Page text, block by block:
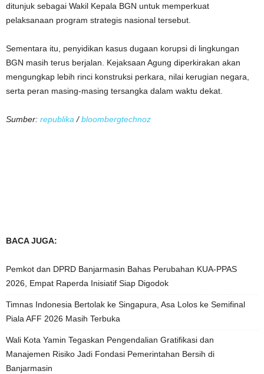
ditunjuk sebagai Wakil Kepala BGN untuk memperkuat
pelaksanaan program strategis nasional tersebut.
Sementara itu, penyidikan kasus dugaan korupsi di lingkungan
BGN masih terus berjalan. Kejaksaan Agung diperkirakan akan
mengungkap lebih rinci konstruksi perkara, nilai kerugian negara,
serta peran masing-masing tersangka dalam waktu dekat.
Sumber: republika /bloombergtechnoz
BACA JUGA:
Pemkot dan DPRD Banjarmasin Bahas Perubahan KUA-PPAS
2026, Empat Raperda Inisiatif Siap Digodok
Timnas Indonesia Bertolak ke Singapura, Asa Lolos ke Semifinal
Piala AFF 2026 Masih Terbuka
Wali Kota Yamin Tegaskan Pengendalian Gratifikasi dan
Manajemen Risiko Jadi Fondasi Pemerintahan Bersih di
Banjarmasin